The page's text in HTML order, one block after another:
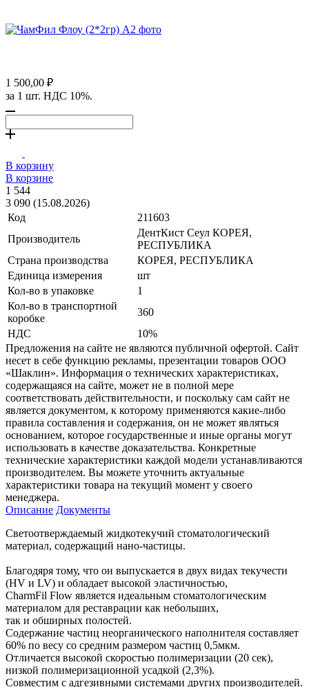
1 500,00 ₽
за 1 шт. НДС 10%.
В корзину
В корзине
1 544
3 090 (15.08.2026)
Код
211603
Производитель
ДентКист Сеул КОРЕЯ,
РЕСПУБЛИКА
Страна производства
КОРЕЯ, РЕСПУБЛИКА
Единица измерения
шт
Кол-во в упаковке
1
Кол-во в транспортной
коробке
360
НДС
10%
Предложения на сайте не являются публичной офертой. Сайт
несет в себе функцию рекламы, презентации товаров ООО
«Шаклин». Информация о технических характеристиках,
содержащаяся на сайте, может не в полной мере
соответствовать действительности, и поскольку сам сайт не
является документом, к которому применяются какие-либо
правила составления и содержания, он не может являться
основанием, которое государственные и иные органы могут
использовать в качестве доказательства. Конкретные
технические характеристики каждой модели устанавливаются
производителем. Вы можете уточнить актуальные
характеристики товара на текущий момент у своего
менеджера.
Описание Документы
Светоотверждаемый жидкотекучий стоматологический
материал, содержащий нано-частицы.
Благодяря тому, что он выпускается в двух видах текучести
(HV и LV) и обладает высокой эластичностью,
CharmFil Flow является идеальным стоматологическим
материалом для реставрации как небольших,
так и обширных полостей.
Содержание частиц неорганического наполнителя составляет
60% по весу со средним размером частиц 0,5мкм.
Отличается высокой скоростью полимеризации (20 сек),
низкой полимеризационной усадкой (2,3%).
Совместим с адгезивными системами других производителей.